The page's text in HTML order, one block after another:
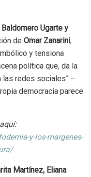
Ugarte y
de Omar Zanarini,
y tensiona
política que, da la
las redes sociales” –
democracia parece
y-los-margenes-
Martínez, Eliana